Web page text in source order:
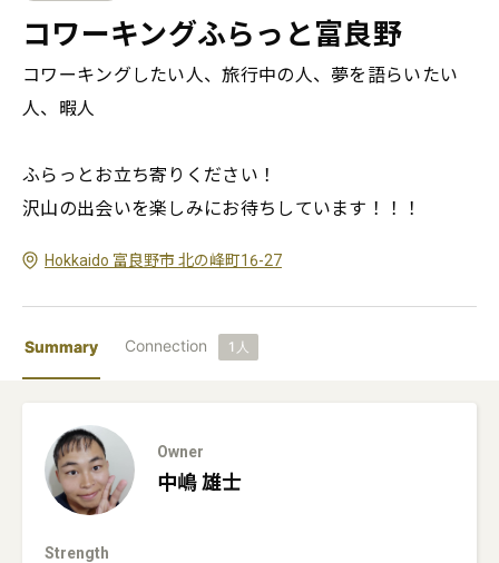
コワーキングふらっと富良野
コワーキングしたい人、旅行中の人、夢を語らいたい
人、暇人
ふらっとお立ち寄りください！
Hokkaido 富良野市 北の峰町16-27
Summary Connection 1 人
Owner
中嶋雄士
Strength